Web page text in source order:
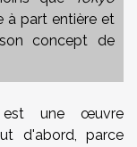
à part entière et
concept de
une œuvre
d'abord, parce